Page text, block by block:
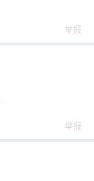
举报
举报